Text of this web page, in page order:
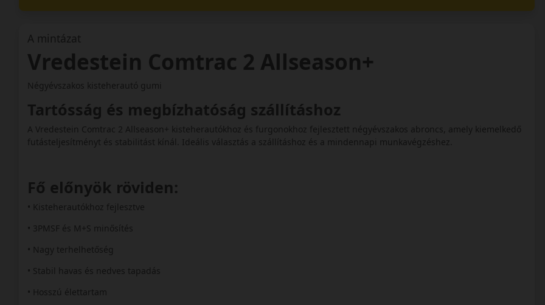
A mintázat
Vredestein Comtrac 2 Allseason+
Négyévszakos kisteherautó gumi
Tartósság és megbízhatóság szállításhoz
A Vredestein Comtrac 2 Allseason+ kisteherautókhoz és furgonokhoz fejlesztett négyévszakos abroncs, amely kiemelkedő
futásteljesítményt és stabilitást kínál. Ideális választás a szállításhoz és a mindennapi munkavégzéshez.
Fő előnyök röviden:
• Kisteherautókhoz fejlesztve
• 3PMSF és M+S minősítés
• Nagy terhelhetőség
• Stabil havas és nedves tapadás
• Hosszú élettartam